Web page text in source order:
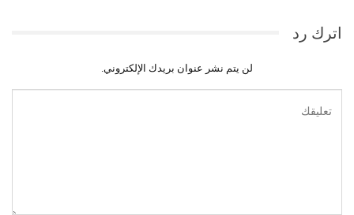
اترك رد
لن يتم نشر عنوان بريدك الإلكتروني.